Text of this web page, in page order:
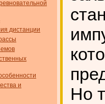
дистанции
и
Но